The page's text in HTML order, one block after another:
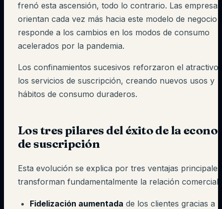
frenó esta ascensión, todo lo contrario. Las
orientan cada vez más hacia este modelo de negocio
responde a los cambios en los modos de consumo
acelerados por la pandemia.
Los confinamientos sucesivos reforzaron el atractivo
los servicios de suscripción, creando nuevos usos y
hábitos de consumo duraderos.
Los tres pilares del éxito de la
de suscripción
Esta evolución se explica por tres ventajas
transforman fundamentalmente la relación comercial:
Fidelización aumentada de los clientes gracias a